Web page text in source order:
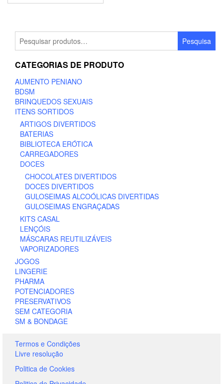
por:
Pesquisa
CATEGORIAS DE PRODUTO
AUMENTO PENIANO
BDSM
BRINQUEDOS SEXUAIS
ITENS SORTIDOS
ARTIGOS DIVERTIDOS
BATERIAS
BIBLIOTECA ERÓTICA
CARREGADORES
DOCES
CHOCOLATES DIVERTIDOS
DOCES DIVERTIDOS
GULOSEIMAS ALCOÓLICAS DIVERTIDAS
GULOSEIMAS ENGRAÇADAS
KITS CASAL
LENÇÓIS
MÁSCARAS REUTILIZÁVEIS
VAPORIZADORES
JOGOS
LINGERIE
PHARMA
POTENCIADORES
PRESERVATIVOS
SEM CATEGORIA
SM & BONDAGE
Termos e Condições
Livre resolução
Politica de Cookies